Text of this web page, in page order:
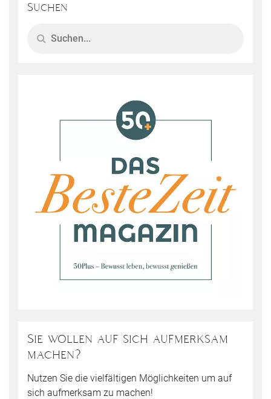
Suchen
Sie wollen auf sich aufmerksam
machen?
Nutzen Sie die vielfältigen Möglichkeiten um auf
sich aufmerksam zu machen!